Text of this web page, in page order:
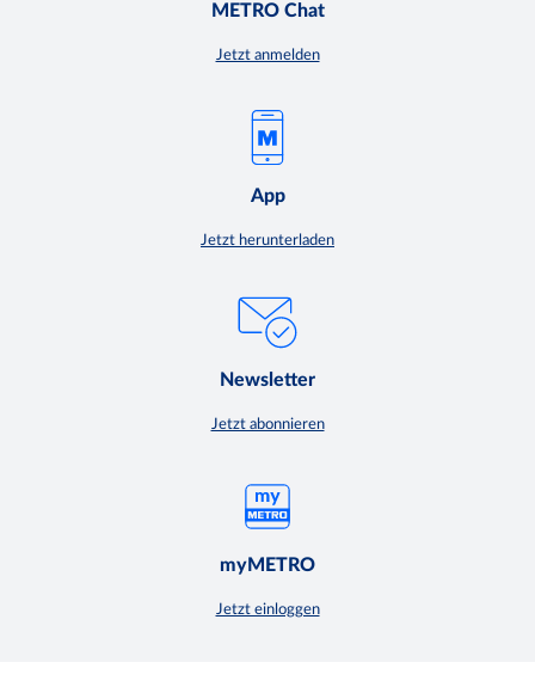
METRO Chat
Jetzt anmelden
App
Jetzt herunterladen
Newsletter
Jetzt abonnieren
myMETRO
Jetzt einloggen